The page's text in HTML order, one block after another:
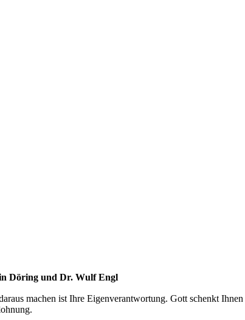
Döring und Dr. Wulf Engl
machen ist Ihre Eigenverantwortung. Gott schenkt